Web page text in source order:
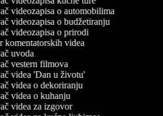
videozapisa o automobilima
videozapisa o budžetiranju
videozapisa o prirodi
komentatorskih videa
uvoda
vestern filmova
videa 'Dan u životu'
videa o dekoriranju
videa o kuhanju
videa za izgovor